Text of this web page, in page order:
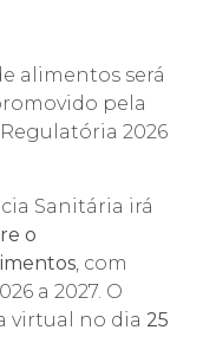
alimentos será
pela
2026
Sanitária irá
o
, com
a 2027. O
virtual no dia 25